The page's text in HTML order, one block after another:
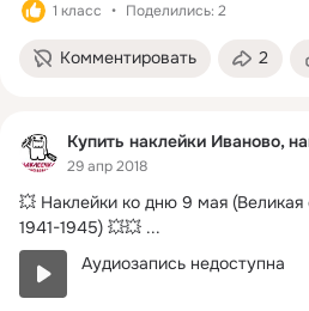
1 класс Поделились: 2
Комментировать 2
Купить наклейки Иваново,
29 апр 2018
💥 Наклейки ко дню 9 мая (Великая
1941-1945) 💥💥 ...
Аудиозапись недоступна